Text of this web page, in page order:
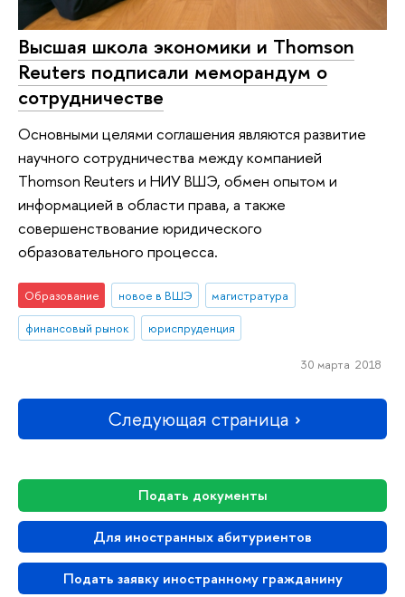
Подать документы
Для иностранных абитуриентов
Подать заявку иностранному гражданину
Высшая школа экономики и Thomson
Reuters подписали меморандум о
сотрудничестве
Основными целями соглашения являются развитие
научного сотрудничества между компанией
Thomson Reuters и НИУ ВШЭ, обмен опытом и
информацией в области права, а также
совершенствование юридического
образовательного процесса.
Образование новое в ВШЭ
магистратура
финансовый рынок
юриспруденция
30 марта 2018
Следующая страница